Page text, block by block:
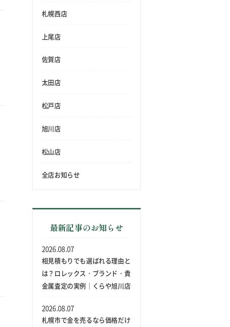
札幌西店
上尾店
佐賀店
太田店
松戸店
旭川店
松山店
全店お知らせ
最新記事のお知らせ
相見積もりでも選ばれる理由と
は？ロレックス・ブランド・貴
金属査定の実例｜くらや旭川店
2026.08.07
札幌市で金を売るなら価格だけ
2026.08.07